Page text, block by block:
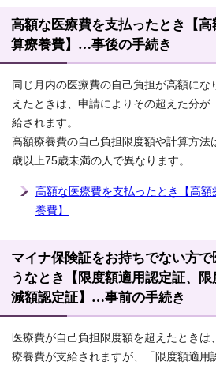
高額な医療費を支払ったとき【
算療養費】…事後の手続き
同じ月内の医療費の自己負担が高額にな
えたときは、申請によりその超えた分が
給されます。
高額療養費の自己負担限度額や計算方法
歳以上75歳未満の人で異なります。
高額な医療費を支払ったとき【高
養費】
マイナ保険証をお持ちでない方
うなとき【限度額適用認定証、
減額認定証】…事前の手続き
医療費が自己負担限度額を超えたときは
療養費が支給されますが、「限度額適用